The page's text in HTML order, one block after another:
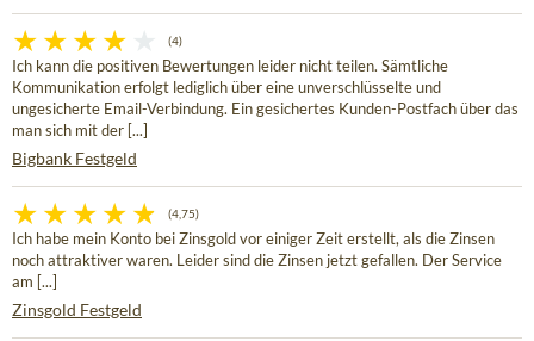
(4)
Ich kann die positiven Bewertungen leider nicht teilen. Sämtliche
Kommunikation erfolgt lediglich über eine unverschlüsselte und
ungesicherte Email-Verbindung. Ein gesichertes Kunden-Postfach über das
man sich mit der [...]
Bigbank Festgeld
(4,75)
Ich habe mein Konto bei Zinsgold vor einiger Zeit erstellt, als die Zinsen
noch attraktiver waren. Leider sind die Zinsen jetzt gefallen. Der Service
am [...]
Zinsgold Festgeld